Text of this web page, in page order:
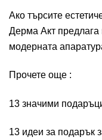
Ако търсите
Дерма Акт предлага
модерната
Прочете още :
13 значими
13 идеи за подарък